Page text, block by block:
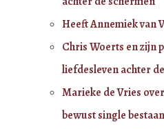
Heeft Annemiek van
Chris Woerts en zijn
liefdesleven achter
Marieke de Vries
bewust single bestaan